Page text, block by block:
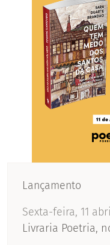
Lançamento
Sexta-feira, 11
Livraria Poetria,